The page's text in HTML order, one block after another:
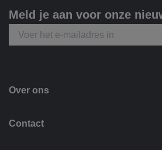
Meld je aan voor onze
Over ons
Contact